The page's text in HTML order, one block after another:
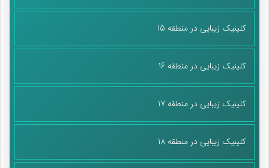
کلینیک زیبایی در منطقه 15
کلینیک زیبایی در منطقه 16
کلینیک زیبایی در منطقه 17
کلینیک زیبایی در منطقه 18